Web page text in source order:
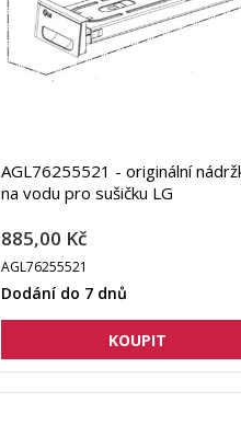
AGL76255521 - originální
na vodu pro sušičku LG
885,00 Kč
AGL76255521
Dodání do 7 dnů